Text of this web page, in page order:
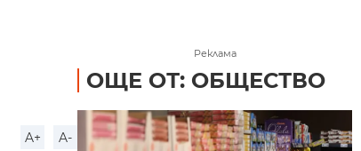
A+
A-
Реклама
ОЩЕ ОТ: ОБЩЕСТВО